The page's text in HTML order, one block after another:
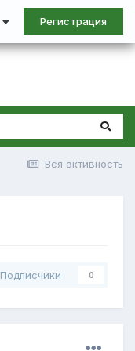
Регистрация
Вся активность
Подписчики 0